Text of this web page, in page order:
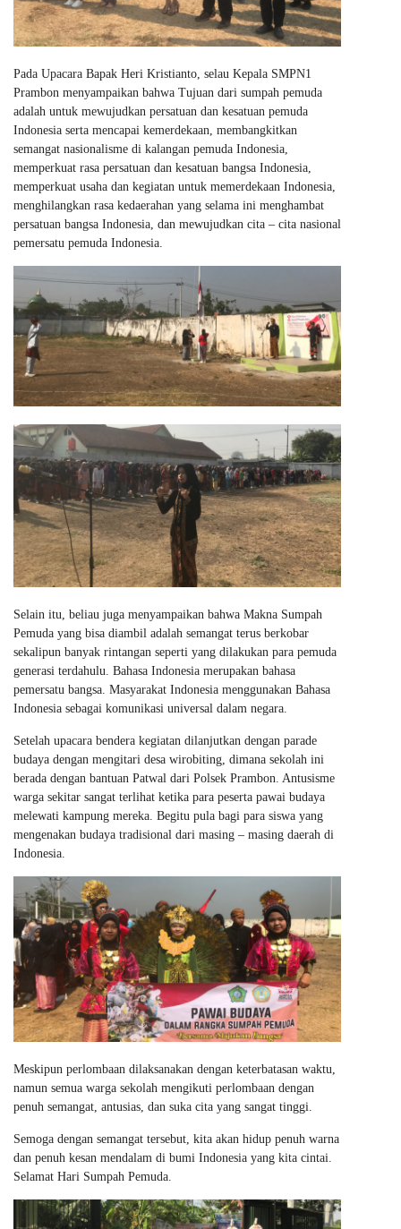
Pada Upacara Bapak Heri Kristianto, selau Kepala SMPN1
Prambon menyampaikan bahwa Tujuan dari sumpah pemuda
adalah untuk mewujudkan persatuan dan kesatuan pemuda
Indonesia serta mencapai kemerdekaan, membangkitkan
semangat nasionalisme di kalangan pemuda Indonesia,
memperkuat rasa persatuan dan kesatuan bangsa Indonesia,
memperkuat usaha dan kegiatan untuk memerdekaan Indonesia,
menghilangkan rasa kedaerahan yang selama ini menghambat
persatuan bangsa Indonesia, dan mewujudkan cita – cita nasional
pemersatu pemuda Indonesia.
Selain itu, beliau juga menyampaikan bahwa Makna Sumpah
Pemuda yang bisa diambil adalah semangat terus berkobar
sekalipun banyak rintangan seperti yang dilakukan para pemuda
generasi terdahulu. Bahasa Indonesia merupakan bahasa
pemersatu bangsa. Masyarakat Indonesia menggunakan Bahasa
Indonesia sebagai komunikasi universal dalam negara.
Setelah upacara bendera kegiatan dilanjutkan dengan parade
budaya dengan mengitari desa wirobiting, dimana sekolah ini
berada dengan bantuan Patwal dari Polsek Prambon. Antusisme
warga sekitar sangat terlihat ketika para peserta pawai budaya
melewati kampung mereka. Begitu pula bagi para siswa yang
mengenakan budaya tradisional dari masing – masing daerah di
Indonesia.
Meskipun perlombaan dilaksanakan dengan keterbatasan waktu,
namun semua warga sekolah mengikuti perlombaan dengan
penuh semangat, antusias, dan suka cita yang sangat tinggi.
Semoga dengan semangat tersebut, kita akan hidup penuh warna
dan penuh kesan mendalam di bumi Indonesia yang kita cintai.
Selamat Hari Sumpah Pemuda.